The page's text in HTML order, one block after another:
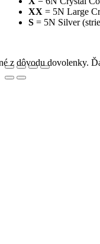
XX = 5N Large
S = 5N Silver
z dôvodu dovolenky.